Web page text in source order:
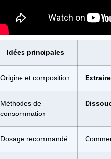
Idées principales
Origine et composition Extraire
Méthodes de
consommation
Dosage recommandé